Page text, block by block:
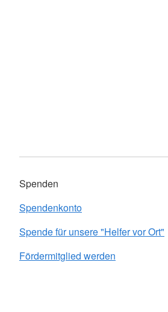
Spenden
Spendenkonto
Spende für unsere "Helfer vor Ort"
Fördermitglied werden